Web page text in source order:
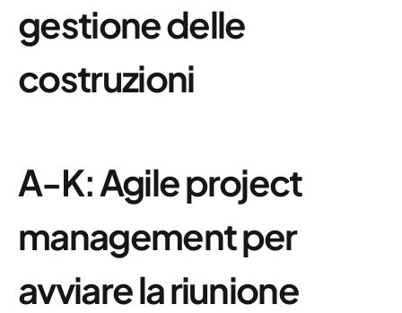
gestione delle
costruzioni
A-K: Agile project
management per
avviare la riunione